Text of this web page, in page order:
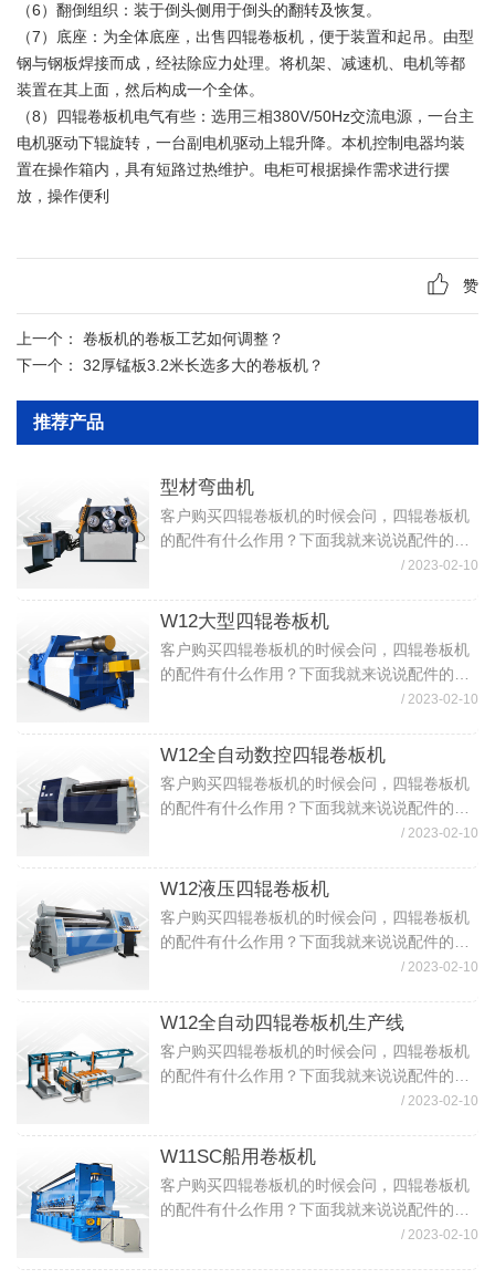
（6）翻倒组织：装于倒头侧用于倒头的翻转及恢复。
（7）底座：为全体底座，出售四辊卷板机，便于装置和起吊。由型
钢与钢板焊接而成，经祛除应力处理。将机架、减速机、电机等都
装置在其上面，然后构成一个全体。
（8）四辊卷板机电气有些：选用三相380V/50Hz交流电源，一台主
电机驱动下辊旋转，一台副电机驱动上辊升降。本机控制电器均装
置在操作箱内，具有短路过热维护。电柜可根据操作需求进行摆
放，操作便利
赞
上一个： 卷板机的卷板工艺如何调整？
下一个： 32厚锰板3.2米长选多大的卷板机？
推荐产品
型材弯曲机
客户购买四辊卷板机的时候会问，四辊卷板机
的配件有什么作用？下面我就来说说配件的作
用。四辊卷板机各配件的作用（1）四辊卷板机
件，粗车成形留有加工余量，经调质处理，...
/ 2023-02-10
W12大型四辊卷板机
客户购买四辊卷板机的时候会问，四辊卷板机
的配件有什么作用？下面我就来说说配件的作
用。四辊卷板机各配件的作用（1）四辊卷板机
件，粗车成形留有加工余量，经调质处理，...
/ 2023-02-10
W12全自动数控四辊卷板机
客户购买四辊卷板机的时候会问，四辊卷板机
的配件有什么作用？下面我就来说说配件的作
用。四辊卷板机各配件的作用（1）四辊卷板机
件，粗车成形留有加工余量，经调质处理，...
/ 2023-02-10
W12液压四辊卷板机
客户购买四辊卷板机的时候会问，四辊卷板机
的配件有什么作用？下面我就来说说配件的作
用。四辊卷板机各配件的作用（1）四辊卷板机
件，粗车成形留有加工余量，经调质处理，...
/ 2023-02-10
W12全自动四辊卷板机生产线
客户购买四辊卷板机的时候会问，四辊卷板机
的配件有什么作用？下面我就来说说配件的作
用。四辊卷板机各配件的作用（1）四辊卷板机
件，粗车成形留有加工余量，经调质处理，...
/ 2023-02-10
W11SC船用卷板机
客户购买四辊卷板机的时候会问，四辊卷板机
的配件有什么作用？下面我就来说说配件的作
用。四辊卷板机各配件的作用（1）四辊卷板机
/ 2023-02-10